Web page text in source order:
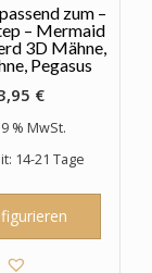
zum –
– Mermaid
3D Mähne,
Pegasus
€
% MwSt.
14-21 Tage